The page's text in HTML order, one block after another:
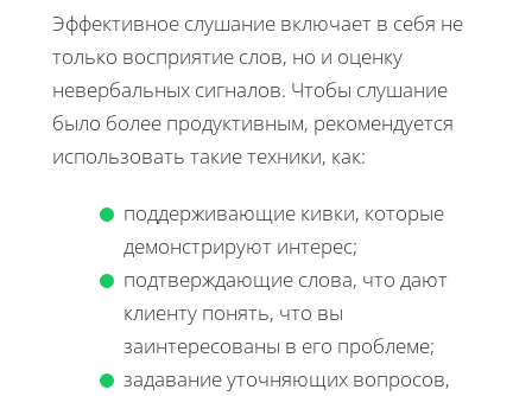
Эффективное слушание включает в себя не
только восприятие слов, но и оценку
невербальных сигналов. Чтобы слушание
было более продуктивным, рекомендуется
использовать такие техники, как:
поддерживающие кивки, которые
демонстрируют интерес;
подтверждающие слова, что дают
клиенту понять, что вы
заинтересованы в его проблеме;
задавание уточняющих вопросов,